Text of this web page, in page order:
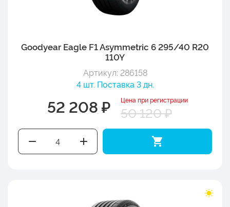
Goodyear Eagle F1 Asymmetric 6 295/40 R20
110Y
Артикул: 286158
4 шт. Поставка 3 дн.
52 208 ₽ Цена при регистрации
50 120 ₽